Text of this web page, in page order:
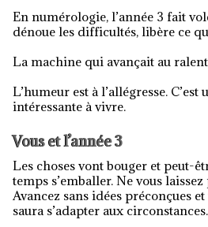
En numérologie, l’année 3 fait
dénoue les difficultés, libère ce
La machine qui avançait au
L’humeur est à l’allégresse. C’est
intéressante à vivre.
Vous et l’année 3
Les choses vont bouger et peut-être même au fil du
temps s’emballer. Ne vous
Avancez sans idées préconçues
saura s’adapter aux circonstances.